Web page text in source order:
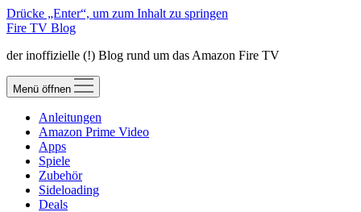
Drücke „Enter“, um zum Inhalt zu springen
Fire TV Blog
der inoffizielle (!) Blog rund um das Amazon Fire TV
Menü öffnen
Anleitungen
Amazon Prime Video
Apps
Spiele
Zubehör
Sideloading
Deals